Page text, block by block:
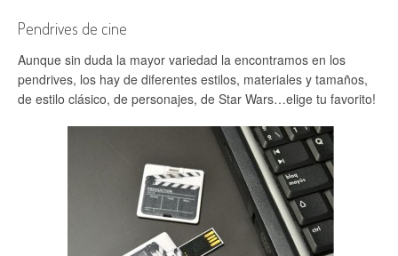
Pendrives de cine
Aunque sin duda la mayor variedad la encontramos en los
pendrives, los hay de diferentes estilos, materiales y tamaños,
de estilo clásico, de personajes, de Star Wars…elige tu favorito!